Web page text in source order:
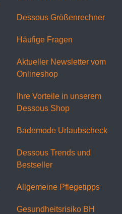
Dessous Größenrechner
Häufige Fragen
Aktueller Newsletter vom
Onlineshop
Ihre Vorteile in unserem
Dessous Shop
Bademode Urlaubscheck
Dessous Trends und
Bestseller
Allgemeine Pflegetipps
Gesundheitsrisiko BH